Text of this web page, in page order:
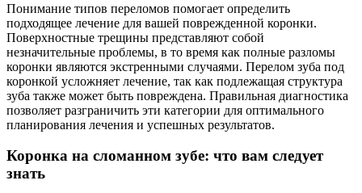
Понимание типов переломов помогает определить
подходящее лечение для вашей поврежденной коронки.
Поверхностные трещины представляют собой
незначительные проблемы, в то время как полные разломы
коронки являются экстренными случаями. Перелом зуба под
коронкой усложняет лечение, так как подлежащая структура
зуба также может быть повреждена. Правильная диагностика
позволяет разграничить эти категории для оптимального
планирования лечения и успешных результатов.
Коронка на сломанном зубе: что вам следует
знать